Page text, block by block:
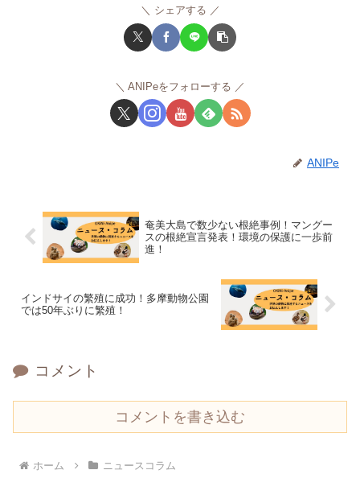
シェアする
ANIPeをフォローする
ANIPe
奄美大島で数少ない根絶事例！マングー
スの根絶宣言発表！環境の保護に一歩前
進！
インドサイの繁殖に成功！多摩動物公園
では50年ぶりに繁殖！
コメント
コメントを書き込む
ホーム ニュースコラム